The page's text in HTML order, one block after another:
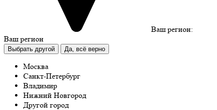
Ваш регион:
Ваш регион
Выбрать другой Да, всё верно
Москва
Санкт-Петербург
Владимир
Нижний Новгород
Другой город